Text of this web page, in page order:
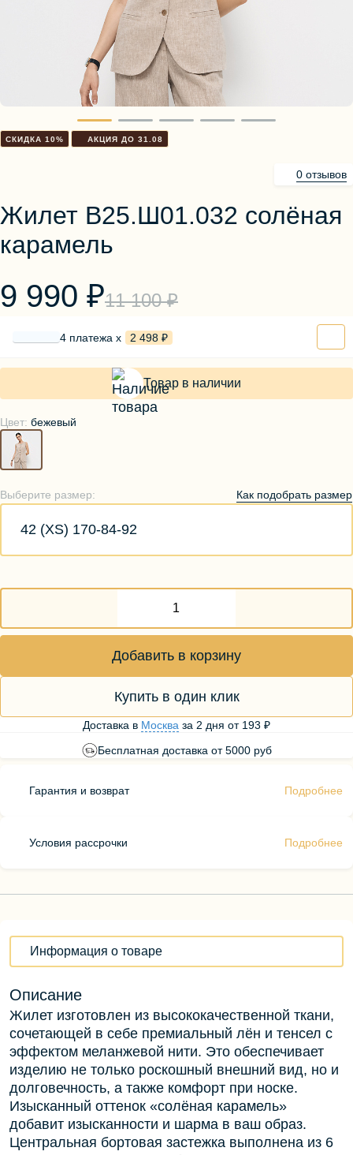
Блузы, толстовки
Брюки, шорты
Жилет В25.Ш01.032 солёная
карамель
0 отзывов
СКИДКА 10% АКЦИЯ ДО 31.08
Цвет: бежевый
Выберите размер: Как подобрать размер
42 (XS) 170-84-92
11 100 ₽
9 990 ₽
4 платежа х 2 498 ₽
Товар в наличии
Добавить в корзину
Купить в один клик
Доставка в Москва за 2 дня от 193 ₽
Бесплатная доставка от 5000 руб
Гарантия и возврат Подробнее
Условия рассрочки Подробнее
Информация о товаре
Описание
Жилет изготовлен из высококачественной ткани,
сочетающей в себе премиальный лён и тенсел с
эффектом меланжевой нити. Это обеспечивает
изделию не только роскошный внешний вид, но и
долговечность, а также комфорт при носке.
Изысканный оттенок «солёная карамель»
добавит изысканности и шарма в ваш образ.
Центральная бортовая застежка выполнена из 6